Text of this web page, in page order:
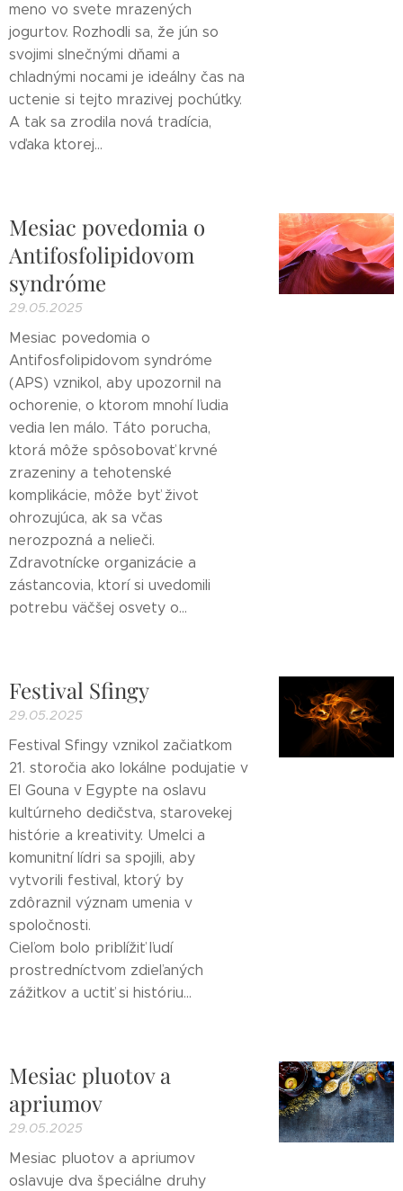
meno vo svete mrazených
jogurtov. Rozhodli sa, že jún so
svojimi slnečnými dňami a
chladnými nocami je ideálny čas na
uctenie si tejto mrazivej pochúťky.
A tak sa zrodila nová tradícia,
vďaka ktorej...
Mesiac povedomia o
Antifosfolipidovom
syndróme
29.05.2025
Mesiac povedomia o
Antifosfolipidovom syndróme
(APS) vznikol, aby upozornil na
ochorenie, o ktorom mnohí ľudia
vedia len málo. Táto porucha,
ktorá môže spôsobovať krvné
zrazeniny a tehotenské
komplikácie, môže byť život
ohrozujúca, ak sa včas
nerozpozná a nelieči.
Zdravotnícke organizácie a
zástancovia, ktorí si uvedomili
potrebu väčšej osvety o...
Festival Sfingy
29.05.2025
Festival Sfingy vznikol začiatkom
21. storočia ako lokálne podujatie v
El Gouna v Egypte na oslavu
kultúrneho dedičstva, starovekej
histórie a kreativity. Umelci a
komunitní lídri sa spojili, aby
vytvorili festival, ktorý by
zdôraznil význam umenia v
spoločnosti.
Cieľom bolo priblížiť ľudí
prostredníctvom zdieľaných
zážitkov a uctiť si históriu...
Mesiac pluotov a
apriumov
29.05.2025
Mesiac pluotov a apriumov
oslavuje dva špeciálne druhy